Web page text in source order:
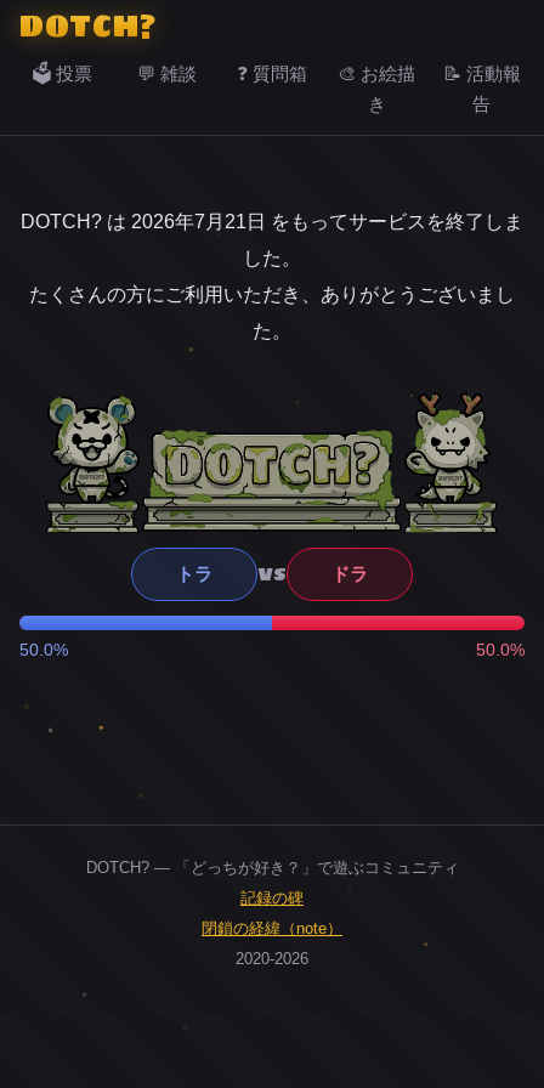
DOTCH?
🗳️ 投票 💬 雑談 ❓ 質問箱
🎨 お絵描
き
📝 活動報
告
DOTCH? は 2026年7月21日 をもってサービスを終了しま
した。
たくさんの方にご利用いただき、ありがとうございまし
た。
トラ VS ドラ
50.0% 50.0%
DOTCH? — 「どっちが好き？」で遊ぶコミュニティ
記録の碑
閉鎖の経緯（note）
2020-2026